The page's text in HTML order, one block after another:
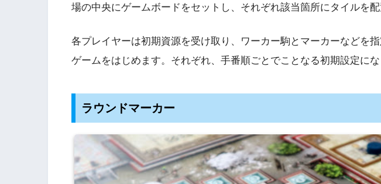
場の中央にゲームボードをセットし、それぞれ該当箇所にタイルを配
各プレイヤーは初期資源を受け取り、ワーカー駒とマーカーなどを
ゲームをはじめます。それぞれ、手番順ごとでことなる初期設定にな
ラウンドマーカー